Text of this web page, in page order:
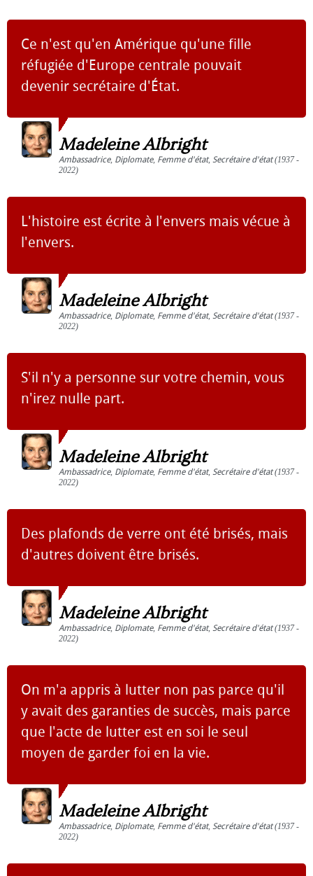
Ce n'est qu'en Amérique qu'une fille
réfugiée d'Europe centrale pouvait
devenir secrétaire d'État.
Madeleine Albright
Ambassadrice, Diplomate, Femme d'état, Secrétaire d'état(1937 -
2022)
L'histoire est écrite à l'envers mais vécue à
l'envers.
Madeleine Albright
Ambassadrice, Diplomate, Femme d'état, Secrétaire d'état(1937 -
2022)
S'il n'y a personne sur votre chemin, vous
n'irez nulle part.
Madeleine Albright
Ambassadrice, Diplomate, Femme d'état, Secrétaire d'état(1937 -
2022)
Des plafonds de verre ont été brisés, mais
d'autres doivent être brisés.
Madeleine Albright
Ambassadrice, Diplomate, Femme d'état, Secrétaire d'état(1937 -
2022)
On m'a appris à lutter non pas parce qu'il
y avait des garanties de succès, mais parce
que l'acte de lutter est en soi le seul
moyen de garder foi en la vie.
Madeleine Albright
Ambassadrice, Diplomate, Femme d'état, Secrétaire d'état(1937 -
2022)